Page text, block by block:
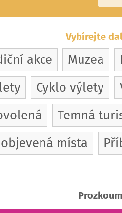
Vybírejte
akce Muzea
Cyklo výlety
Temná
místa